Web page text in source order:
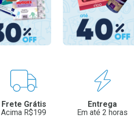
Frete Grátis
Acima R$199
Entrega
Em até 2 horas